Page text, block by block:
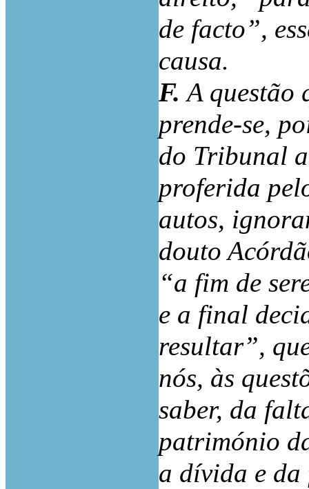
de facto”,
causa.
F.A questão
prende-se,
do Tribunal
proferida
autos,
douto
“a fim de
e a final
resultar”,
nós, às
saber, da
património
a dívida e